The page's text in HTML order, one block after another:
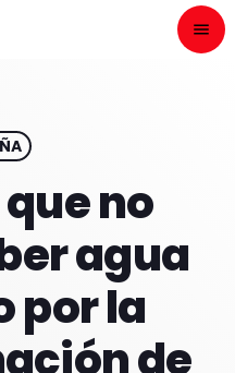
menu
no
agua
por la
de